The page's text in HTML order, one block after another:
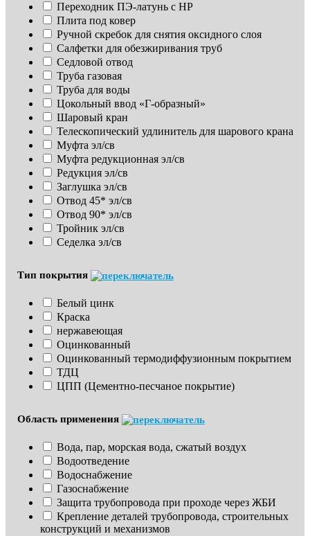
Переходник ПЭ-латунь с НР
Плита под ковер
Ручной скребок для снятия оксидного слоя
Салфетки для обезжиривания труб
Седловой отвод
Труба газовая
Труба для воды
Цокольный ввод «Г-образный»
Шаровый кран
Телескопический удлинитель для шарового крана
Муфта эл/св
Муфта редукционная эл/св
Редукция эл/св
Заглушка эл/св
Отвод 45* эл/св
Отвод 90* эл/св
Тройник эл/св
Седелка эл/св
Тип покрытия
Белый цинк
Краска
нержавеющая
Оцинкованный
Оцинкованный термодиффузионным покрытием
ТДЦ
ЦПП (Цементно-песчаное покрытие)
Область применения
Вода, пар, морская вода, сжатый воздух
Водоотведение
Водоснабжение
Газоснабжение
Защита трубопровода при проходе через ЖБИ
Крепление деталей трубопровода, строительных
конструкций и механизмов